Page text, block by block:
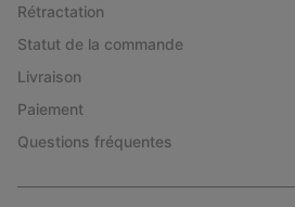
Rétractation
Statut de la commande
Livraison
Paiement
Questions fréquentes